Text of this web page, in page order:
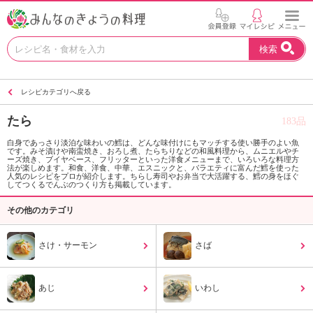
お
い
を
見
つ
け
よ
。
K
エ
検索
レシピカテゴリへ戻る
たら 183品
白身であっさり淡泊な味わいの鱈は、どんな味付けにもマッチする使い勝手のよい魚
です。みそ漬けや南蛮焼き、おろし煮、たらちりなどの和風料理から、ムニエルやチ
ーズ焼き、ブイヤベース、フリッターといった洋食メニューまで、いろいろな料理方
法が楽しめます。和食、洋食、中華、エスニックと、バラエティに富んだ鱈を使った
人気のレシピをプロが紹介します。ちらし寿司やお弁当で大活躍する、鱈の身をほぐ
してつくるでんぶのつくり方も掲載しています。
その他のカテゴリ
さけ・サーモン さば
あじ いわし